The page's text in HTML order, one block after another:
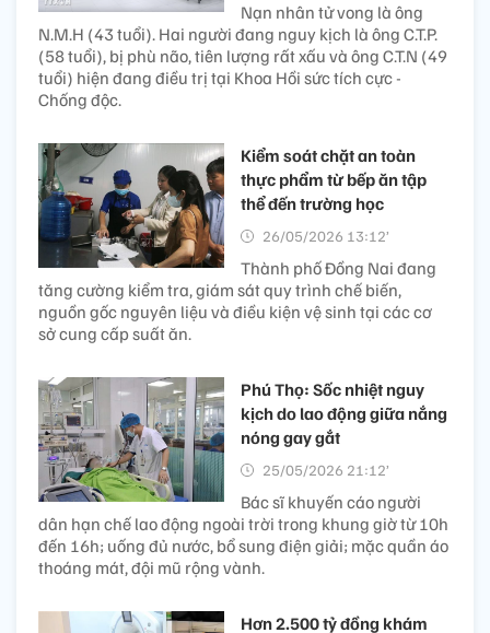
Nạn nhân tử vong là ông
N.M.H (43 tuổi). Hai người đang nguy kịch là ông C.T.P.
(58 tuổi), bị phù não, tiên lượng rất xấu và ông C.T.N (49
tuổi) hiện đang điều trị tại Khoa Hồi sức tích cực -
Chống độc.
Kiểm soát chặt an toàn
thực phẩm từ bếp ăn tập
thể đến trường học
26/05/2026 13:12’
Thành phố Đồng Nai đang
tăng cường kiểm tra, giám sát quy trình chế biến,
nguồn gốc nguyên liệu và điều kiện vệ sinh tại các cơ
sở cung cấp suất ăn.
Phú Thọ: Sốc nhiệt nguy
kịch do lao động giữa nắng
nóng gay gắt
25/05/2026 21:12’
Bác sĩ khuyến cáo người
dân hạn chế lao động ngoài trời trong khung giờ từ 10h
đến 16h; uống đủ nước, bổ sung điện giải; mặc quần áo
thoáng mát, đội mũ rộng vành.
Hơn 2.500 tỷ đồng khám